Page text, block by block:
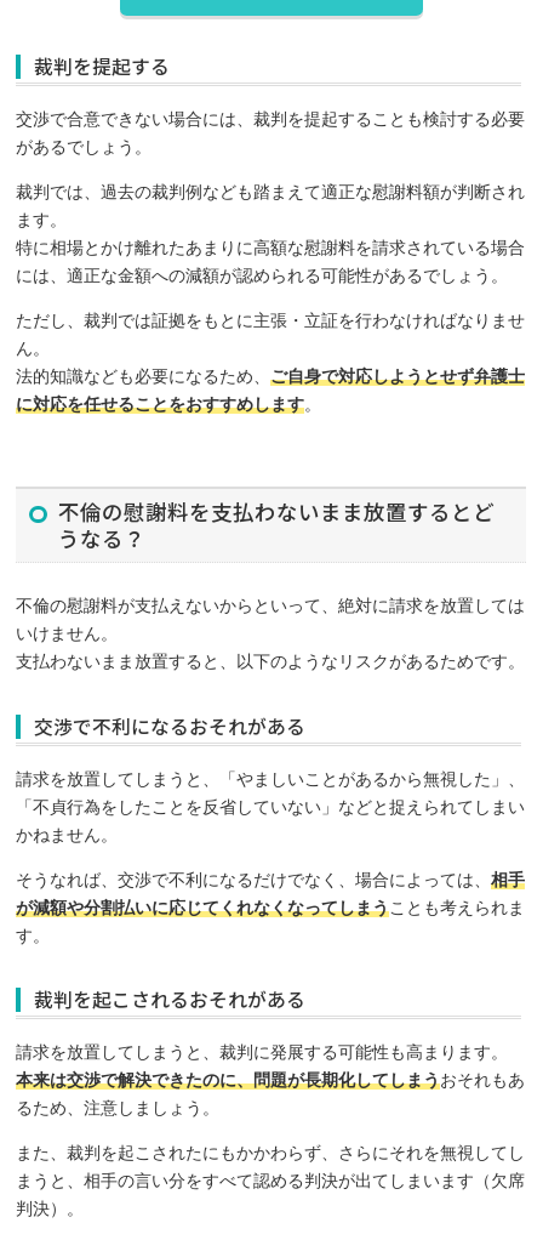
裁判を提起する
交渉で合意できない場合には、裁判を提起することも検討する必要
があるでしょう。
裁判では、過去の裁判例なども踏まえて適正な慰謝料額が判断され
ます。
特に相場とかけ離れたあまりに高額な慰謝料を請求されている場合
には、適正な金額への減額が認められる可能性があるでしょう。
ただし、裁判では証拠をもとに主張・立証を行わなければなりませ
ん。
法的知識なども必要になるため、ご自身で対応しようとせず弁護士
に対応を任せることをおすすめします。
不倫の慰謝料を支払わないまま放置するとど
うなる？
不倫の慰謝料が支払えないからといって、絶対に請求を放置しては
いけません。
支払わないまま放置すると、以下のようなリスクがあるためです。
交渉で不利になるおそれがある
請求を放置してしまうと、「やましいことがあるから無視した」、
「不貞行為をしたことを反省していない」などと捉えられてしまい
かねません。
そうなれば、交渉で不利になるだけでなく、場合によっては、相手
が減額や分割払いに応じてくれなくなってしまうことも考えられま
す。
裁判を起こされるおそれがある
請求を放置してしまうと、裁判に発展する可能性も高まります。
本来は交渉で解決できたのに、問題が長期化してしまうおそれもあ
るため、注意しましょう。
また、裁判を起こされたにもかかわらず、さらにそれを無視してし
まうと、相手の言い分をすべて認める判決が出てしまいます（欠席
判決）。